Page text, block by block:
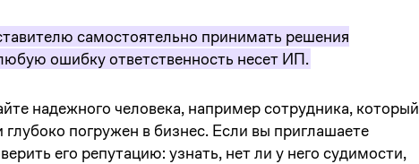
самостоятельно принимать решения
ошибку ответственность несет ИП.
надежного человека, например сотрудника, который
погружен в бизнес. Если вы приглашаете
его репутацию: узнать, нет ли у него судимости,